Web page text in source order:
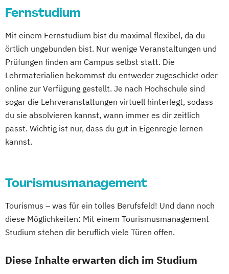
Tourismus Management
Fernstudium
Mit einem Fernstudium bist du maximal flexibel, da du
örtlich ungebunden bist. Nur wenige Veranstaltungen und
Prüfungen finden am Campus selbst statt. Die
Lehrmaterialien bekommst du entweder zugeschickt oder
online zur Verfügung gestellt. Je nach Hochschule sind
sogar die Lehrveranstaltungen virtuell hinterlegt, sodass
du sie absolvieren kannst, wann immer es dir zeitlich
passt. Wichtig ist nur, dass du gut in Eigenregie lernen
kannst.
Tourismusmanagement
Tourismus – was für ein tolles Berufsfeld! Und dann noch
diese Möglichkeiten: Mit einem Tourismusmanagement
Studium stehen dir beruflich viele Türen offen.
Diese Inhalte erwarten dich im Studium